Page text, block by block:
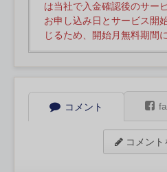
は当社で入金確認後のサー
お申し込み日とサービス開
じるため、開始月無料期間
コメント
コメント